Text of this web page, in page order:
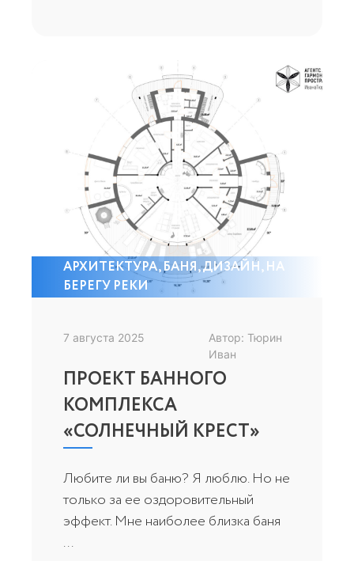
АРХИТЕКТУРА,БАНЯ,ДИЗАЙН,НА
БЕРЕГУ РЕКИ
7 августа 2025
Автор: Тюрин
Иван
ПРОЕКТ БАННОГО
КОМПЛЕКСА
«СОЛНЕЧНЫЙ КРЕСТ»
Любите ли вы баню? Я люблю. Но не
только за ее оздоровительный
эффект. Мне наиболее близка баня
...